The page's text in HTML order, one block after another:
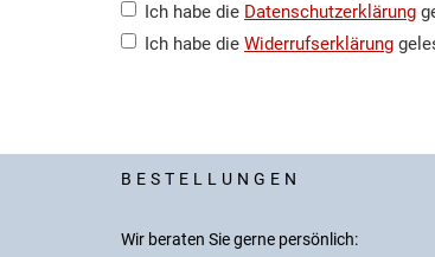
Ich habe die Datenschutzerklärung
Ich habe die Widerrufserklärung
BESTELLUNGEN
Wir beraten Sie gerne persönlich: